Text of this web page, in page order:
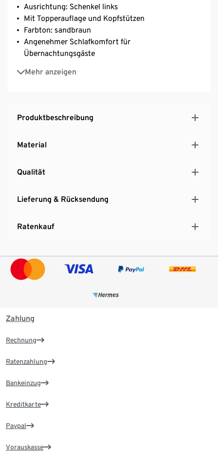
Ausrichtung: Schenkel links
Mit Topperauflage und Kopfstützen
Farbton: sandbraun
Angenehmer Schlafkomfort für
Übernachtungsgäste
Mehr anzeigen
Geräumiger Stauraum für Kissen und Decken
Elegante Füße aus Metall
Produktbeschreibung
Material
Qualität
Lieferung & Rücksendung
Ratenkauf
Zahlung
Rechnung
Ratenzahlung
Bankeinzug
Kreditkarte
Paypal
Vorauskasse